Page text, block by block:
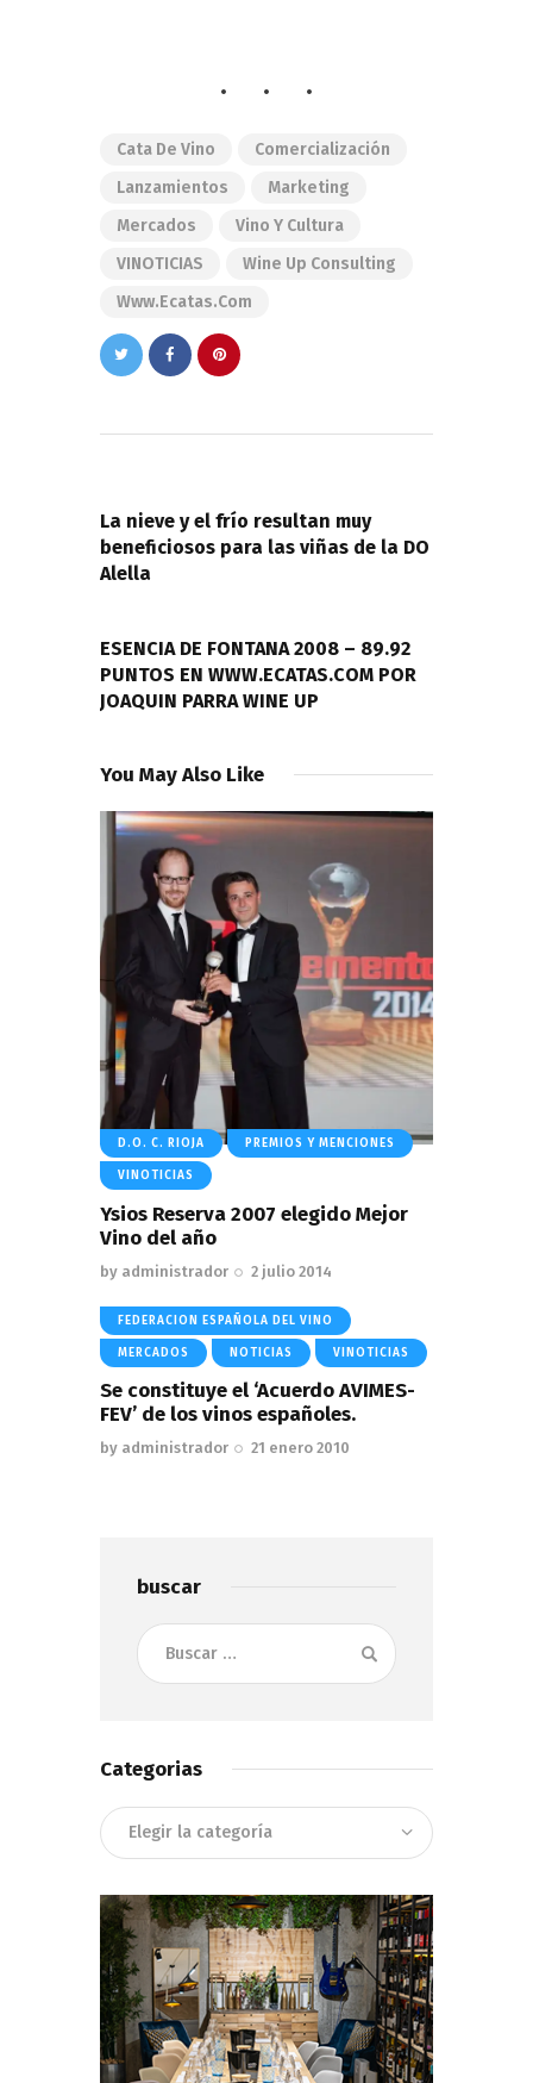
Cata De Vino
Comercialización
Lanzamientos
Marketing
Mercados
Vino Y Cultura
VINOTICIAS
Wine Up Consulting
Www.ecatas.com
entradas
La nieve y el frío resultan muy
beneficiosos para las viñas de la DO
Alella
ESENCIA DE FONTANA 2008 – 89.92
PUNTOS EN WWW.ECATAS.COM POR
JOAQUIN PARRA WINE UP
You May Also Like
D.O. C. RIOJA PREMIOS Y MENCIONES
VINOTICIAS
Ysios Reserva 2007 elegido Mejor
Vino del año
by administrador 2 julio 2014
FEDERACION ESPAÑOLA DEL VINO
MERCADOS NOTICIAS VINOTICIAS
Se constituye el ‘Acuerdo AVIMES-
FEV’ de los vinos españoles.
by administrador 21 enero 2010
buscar
Buscar:
Categorias
Categorias